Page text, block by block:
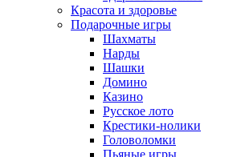
Красота и здоровье
Подарочные игры
Шахматы
Нарды
Шашки
Домино
Казино
Русское лото
Крестики-нолики
Головоломки
Пьяные игры